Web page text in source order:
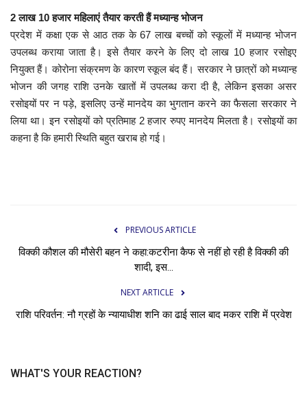
व्यापार
टेक न्यूज़
2 लाख 10 हजार महिलाएं तैयार करती हैं मध्यान्ह भोजन
प्रदेश में कक्षा एक से आठ तक के 67 लाख बच्चों को स्कूलों में मध्यान्ह भोजन
उपलब्ध कराया जाता है। इसे तैयार करने के लिए दो लाख 10 हजार रसोइए
नियुक्त हैं। कोरोना संक्रमण के कारण स्कूल बंद हैं। सरकार ने छात्रों को मध्यान्ह
भोजन की जगह राशि उनके खातों में उपलब्ध करा दी है, लेकिन इसका असर
रसोइयों पर न पड़े, इसलिए उन्हें मानदेय का भुगतान करने का फैसला सरकार ने
लिया था। इन रसोइयों को प्रतिमाह 2 हजार रुपए मानदेय मिलता है। रसोइयों का
कहना है कि हमारी स्थिति बहुत खराब हो गई।
PREVIOUS ARTICLE
विक्की कौशल की मौसेरी बहन ने कहा:कटरीना कैफ से नहीं हो रही है विक्की की
शादी, इस...
NEXT ARTICLE
राशि परिवर्तन: नौ ग्रहों के न्यायाधीश शनि का ढाई साल बाद मकर राशि में प्रवेश
WHAT'S YOUR REACTION?